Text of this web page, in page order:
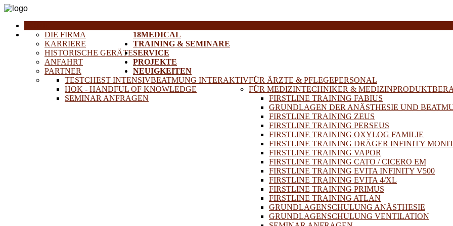
18MEDICAL
DIE FIRMA
KARRIERE
HISTORISCHE GERÄTE
ANFAHRT
PARTNER
TRAINING & SEMINARE
FÜR ÄRZTE & PFLEGEPERSONAL
TESTCHEST INTENSIVBEATMUNG INTERAKTIV
HOK - HANDFUL OF KNOWLEDGE
SEMINAR ANFRAGEN
FÜR MEDIZINTECHNIKER &
FIRSTLINE TRAINING FABIUS
GRUNDLAGEN DER ANÄSTHESIE UND
FIRSTLINE TRAINING ZEUS
FIRSTLINE TRAINING PERSEUS
FIRSTLINE TRAINING OXYLOG FAMILIE
FIRSTLINE TRAINING DRÄGER INFINITY
FIRSTLINE TRAINING VAPOR
FIRSTLINE TRAINING CATO / CICERO EM
FIRSTLINE TRAINING EVITA INFINITY V500
FIRSTLINE TRAINING EVITA 4/XL
FIRSTLINE TRAINING PRIMUS
FIRSTLINE TRAINING ATLAN
GRUNDLAGENSCHULUNG ANÄSTHESIE
GRUNDLAGENSCHULUNG VENTILATION
SERVICE
PROJEKTE
NEUIGKEITEN